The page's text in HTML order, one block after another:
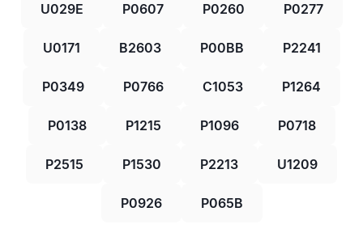
U029E P0607 P0260 P0277
U0171 B2603 P00BB P2241
P0349 P0766 C1053 P1264
P0138 P1215 P1096 P0718
P2515 P1530 P2213 U1209
P0926 P065B